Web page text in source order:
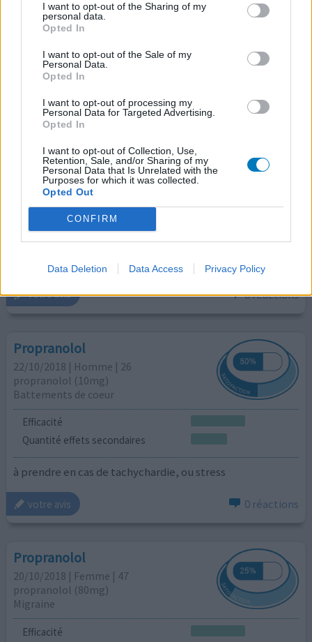
I want to opt-out of the Sharing of my
personal data.
Opted In
I want to opt-out of the Sale of my
Personal Data.
Opted In
I want to opt-out of processing my
Personal Data for Targeted Advertising.
Opted In
I want to opt-out of Collection, Use,
Retention, Sale, and/or Sharing of my
Personal Data that Is Unrelated with the
Purposes for which it was collected.
Opted Out
CONFIRM
Data Deletion Data Access Privacy Policy
permanent ...lire la suite
21/11/2018 | Femme | 59
propranolol (160mg)
Efficacité
Quantité effets secondaires
Migraines depuis toujours . On me dit que je suis
migraineuse+++ Ma vie a changé complément !
Attention, il faut voir un bon neurologue car il faut bien
identifier qu'elle est cette migraine.
votre avis 0 réactions
Propranolol
22/10/2018 | Homme | 26
propranolol (10mg)
Battements de coeur
Efficacité
Quantité effets secondaires
à prendre en cas de tachychardie, ou stress
votre avis 0 réactions
Propranolol
20/10/2018 | Femme | 47
propranolol (80mg)
Migraine
Efficacité